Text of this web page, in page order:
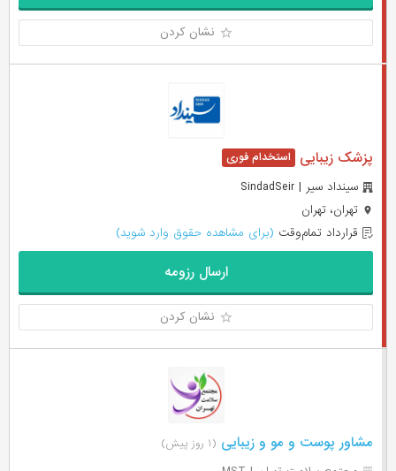
نشان کردن
پزشک زیبایی
سینداد سیر | SindadSeir
تهران، تهران
قرارداد تمام‌وقت (برای مشاهده حقوق وارد شوید)
ارسال رزومه
نشان کردن
مشاور پوست و مو و زیبایی (۱ روز پیش)